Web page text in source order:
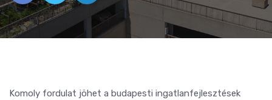
Komoly fordulat jöhet a budapesti ingatlanfejlesztések